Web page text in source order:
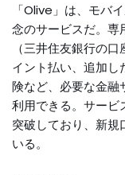
「Olive」は、モバ
念のサービスだ。専
（三井住友銀行の
イント払い、追加
険など、必要な金融
利用できる。サー
突破しており、新規
いる。